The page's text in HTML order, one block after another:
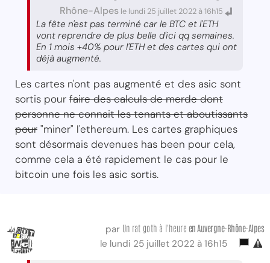
Rhône-Alpes le lundi 25 juillet 2022 à 16h15
La fête n'est pas terminé car le BTC et l'ETH
vont reprendre de plus belle d'ici qq semaines.
En 1 mois +40% pour l'ETH et des cartes qui ont
déjà augmenté.
Les cartes n'ont pas augmenté et des asic sont
sortis pour faire des calculs de merde dont
personne ne connait les tenants et aboutissants
pour "miner" l'ethereum. Les cartes graphiques
sont désormais devenues has been pour cela,
comme cela a été rapidement le cas pour le
bitcoin une fois les asic sortis.
par Un rat goth à l'heure en Auvergne-Rhône-Alpes
le lundi 25 juillet 2022 à 16h15